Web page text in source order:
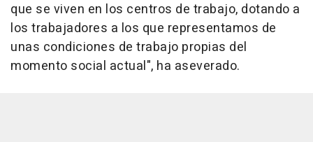
que se viven en los centros de trabajo, dotando a
los trabajadores a los que representamos de
unas condiciones de trabajo propias del
momento social actual", ha aseverado.